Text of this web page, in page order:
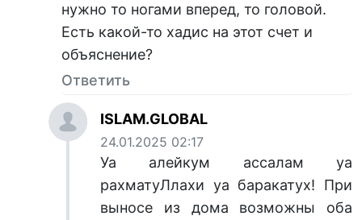
нужно то ногами вперед, то головой.
Есть какой-то хадис на этот счет и
объяснение?
Ответить
ISLAM.GLOBAL
24.01.2025 02:17
Уа алейкум ассалам уа
рахматуЛлахи уа баракатух! При
выносе из дома возможны оба